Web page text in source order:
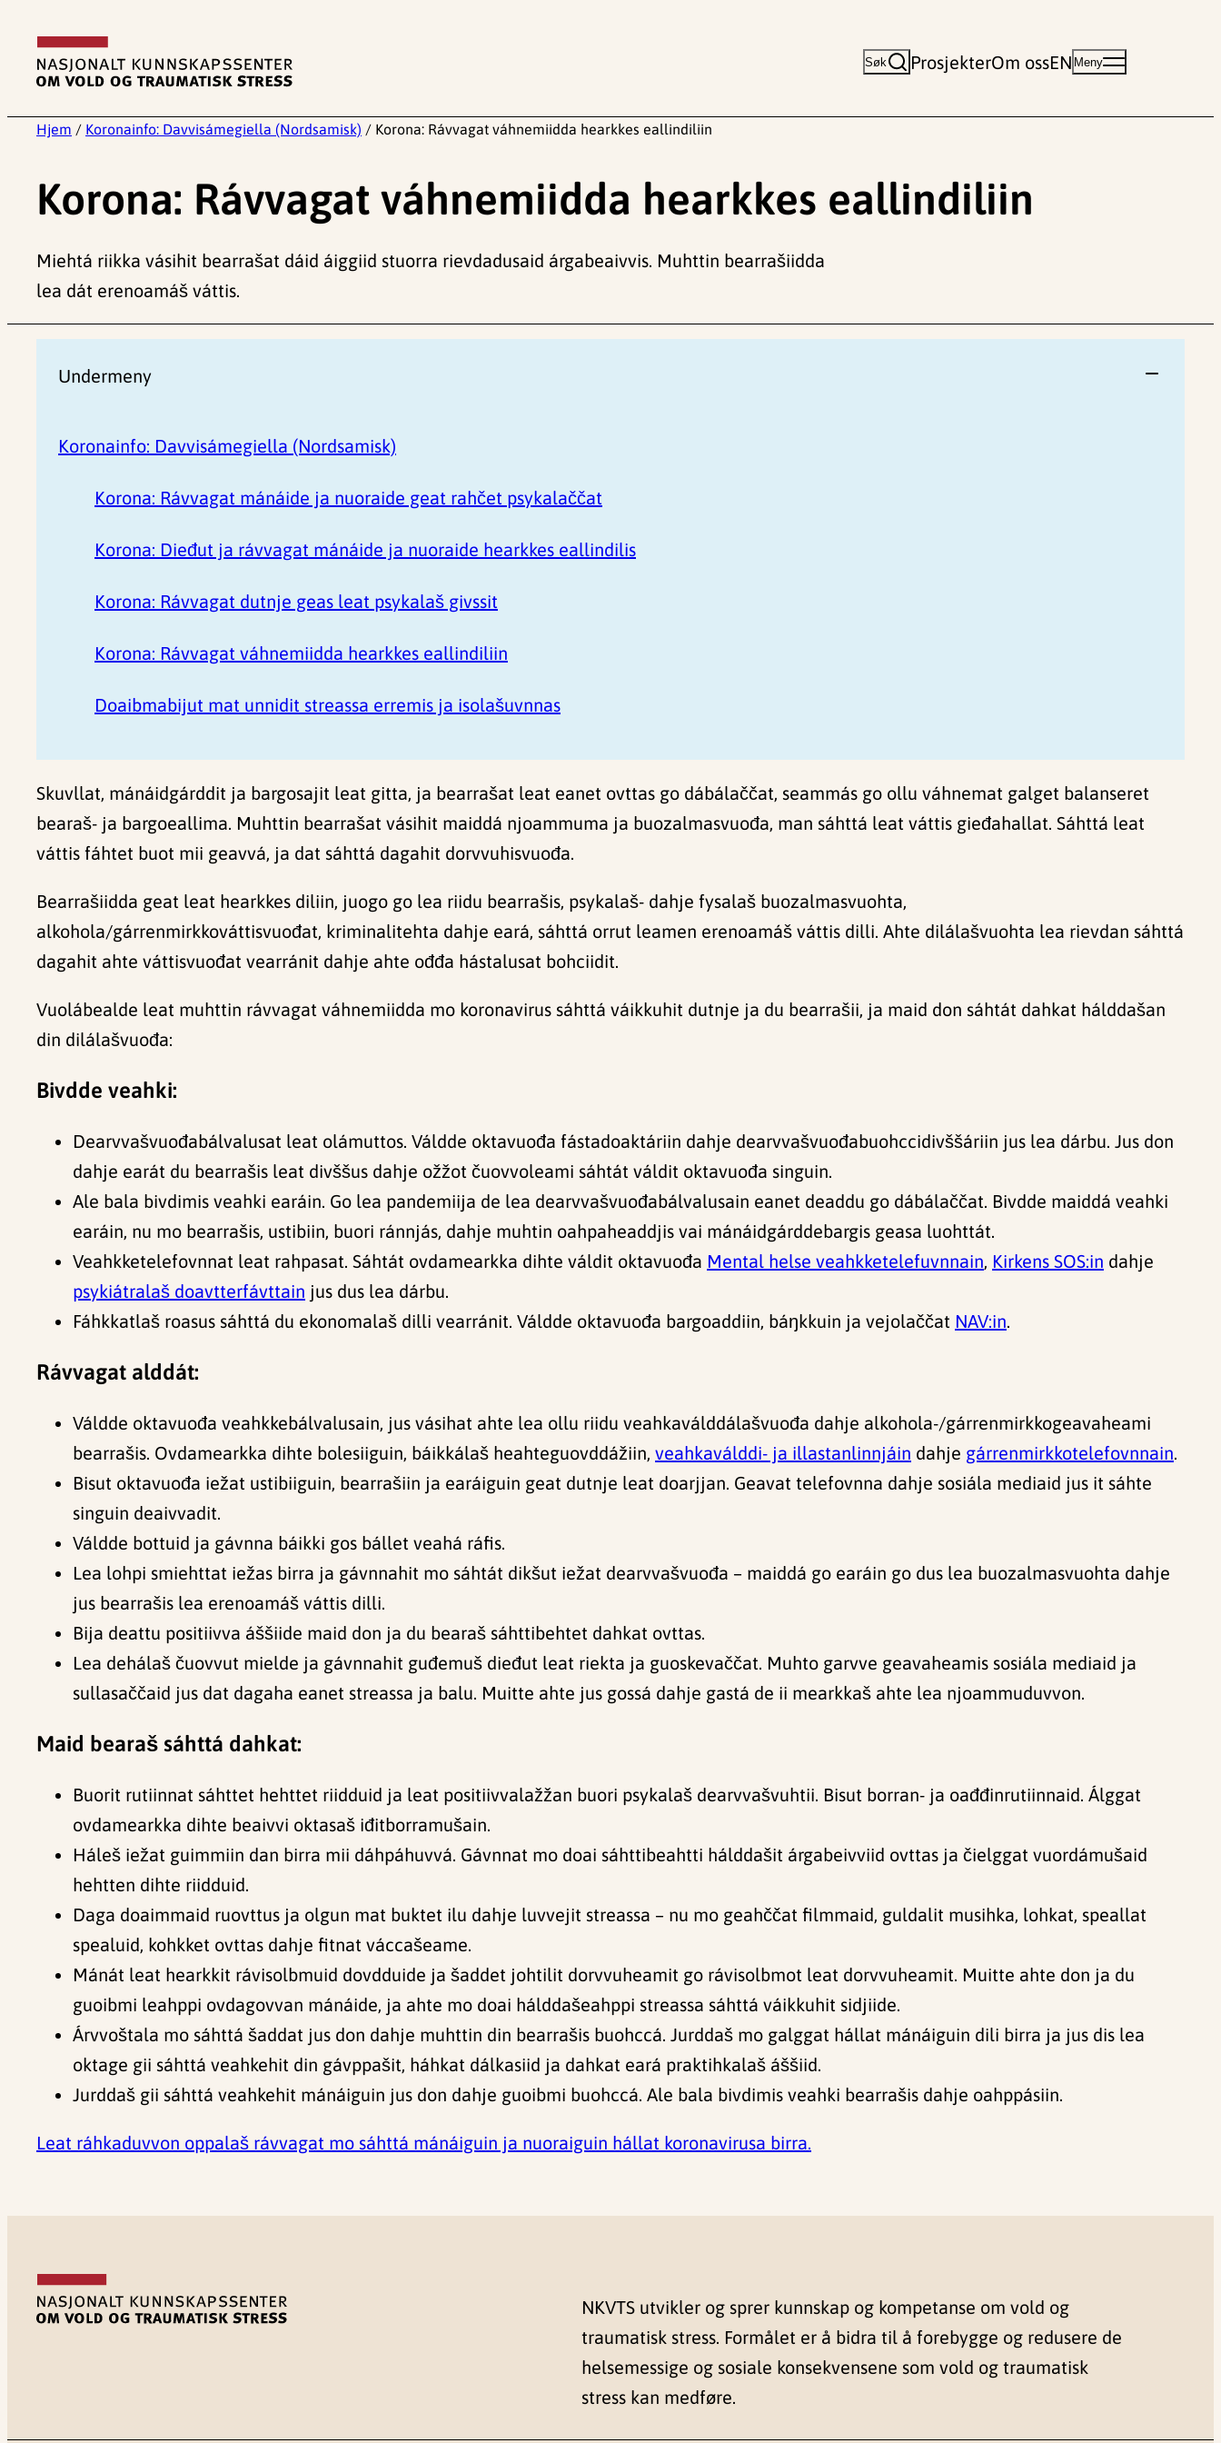
innhold
Søk ProsjekterOm ossEN Meny
Hjem / Koronainfo: Davvisámegiella (Nordsamisk) / Korona: Rávvagat váhnemiidda hearkkes eallindiliin
Korona: Rávvagat váhnemiidda hearkkes eallindiliin
Miehtá riikka vásihit bearrašat dáid áiggiid stuorra rievdadusaid árgabeaivvis. Muhttin bearrašiidda
lea dát erenoamáš váttis.
Undermeny
Koronainfo: Davvisámegiella (Nordsamisk)
Korona: Rávvagat mánáide ja nuoraide geat rahčet psykalaččat
Korona: Dieđut ja rávvagat mánáide ja nuoraide hearkkes eallindilis
Korona: Rávvagat dutnje geas leat psykalaš givssit
Korona: Rávvagat váhnemiidda hearkkes eallindiliin
Doaibmabijut mat unnidit streassa erremis ja isolašuvnnas
Skuvllat, mánáidgárddit ja bargosajit leat gitta, ja bearrašat leat eanet ovttas go dábálaččat, seammás go ollu váhnemat galget balanseret
bearaš- ja bargoeallima. Muhttin bearrašat vásihit maiddá njoammuma ja buozalmasvuođa, man sáhttá leat váttis gieđahallat. Sáhttá leat
váttis fáhtet buot mii geavvá, ja dat sáhttá dagahit dorvvuhisvuođa.
Bearrašiidda geat leat hearkkes diliin, juogo go lea riidu bearrašis, psykalaš- dahje fysalaš buozalmasvuohta,
alkohola/gárrenmirkkováttisvuođat, kriminalitehta dahje eará, sáhttá orrut leamen erenoamáš váttis dilli. Ahte dilálašvuohta lea rievdan sáhttá
dagahit ahte váttisvuođat vearránit dahje ahte ođđa hástalusat bohciidit.
Vuolábealde leat muhttin rávvagat váhnemiidda mo koronavirus sáhttá váikkuhit dutnje ja du bearrašii, ja maid don sáhtát dahkat hálddašan
din dilálašvuođa:
Bivdde veahki:
Dearvvašvuođabálvalusat leat olámuttos. Váldde oktavuođa fástadoaktáriin dahje dearvvašvuođabuohccidivššáriin jus lea dárbu. Jus don
dahje earát du bearrašis leat divššus dahje ožžot čuovvoleami sáhtát váldit oktavuođa singuin.
Ale bala bivdimis veahki earáin. Go lea pandemiija de lea dearvvašvuođabálvalusain eanet deaddu go dábálaččat. Bivdde maiddá veahki
earáin, nu mo bearrašis, ustibiin, buori ránnjás, dahje muhtin oahpaheaddjis vai mánáidgárddebargis geasa luohttát.
Veahkketelefovnnat leat rahpasat. Sáhtát ovdamearkka dihte váldit oktavuođa Mental helse veahkketelefuvnnain, Kirkens SOS:in dahje
psykiátralaš doavtterfávttain jus dus lea dárbu.
Fáhkkatlaš roasus sáhttá du ekonomalaš dilli vearránit. Váldde oktavuođa bargoaddiin, báŋkkuin ja vejolaččat NAV:in.
Rávvagat alddát:
Váldde oktavuođa veahkkebálvalusain, jus vásihat ahte lea ollu riidu veahkaválddálašvuođa dahje alkohola-/gárrenmirkkogeavaheami
bearrašis. Ovdamearkka dihte bolesiiguin, báikkálaš heahteguovddážiin, veahkaválddi- ja illastanlinnjáin dahje gárrenmirkkotelefovnnain.
Bisut oktavuođa iežat ustibiiguin, bearrašiin ja earáiguin geat dutnje leat doarjjan. Geavat telefovnna dahje sosiála mediaid jus it sáhte
singuin deaivvadit.
Váldde bottuid ja gávnna báikki gos bállet veahá ráfis.
Lea lohpi smiehttat iežas birra ja gávnnahit mo sáhtát dikšut iežat dearvvašvuođa – maiddá go earáin go dus lea buozalmasvuohta dahje
jus bearrašis lea erenoamáš váttis dilli.
Bija deattu positiivva áššiide maid don ja du bearaš sáhttibehtet dahkat ovttas.
Lea dehálaš čuovvut mielde ja gávnnahit guđemuš dieđut leat riekta ja guoskevaččat. Muhto garvve geavaheamis sosiála mediaid ja
sullasaččaid jus dat dagaha eanet streassa ja balu. Muitte ahte jus gossá dahje gastá de ii mearkkaš ahte lea njoammuduvvon.
Maid bearaš sáhttá dahkat:
Buorit rutiinnat sáhttet hehttet riidduid ja leat positiivvalažžan buori psykalaš dearvvašvuhtii. Bisut borran- ja oađđinrutiinnaid. Álggat
ovdamearkka dihte beaivvi oktasaš iđitborramušain.
Háleš iežat guimmiin dan birra mii dáhpáhuvvá. Gávnnat mo doai sáhttibeahtti hálddašit árgabeivviid ovttas ja čielggat vuordámušaid
hehtten dihte riidduid.
Daga doaimmaid ruovttus ja olgun mat buktet ilu dahje luvvejit streassa – nu mo geahččat filmmaid, guldalit musihka, lohkat, speallat
spealuid, kohkket ovttas dahje fitnat váccašeame.
Mánát leat hearkkit rávisolbmuid dovdduide ja šaddet johtilit dorvvuheamit go rávisolbmot leat dorvvuheamit. Muitte ahte don ja du
guoibmi leahppi ovdagovvan mánáide, ja ahte mo doai hálddašeahppi streassa sáhttá váikkuhit sidjiide.
Árvvoštala mo sáhttá šaddat jus don dahje muhttin din bearrašis buohccá. Jurddaš mo galggat hállat mánáiguin dili birra ja jus dis lea
oktage gii sáhttá veahkehit din gávppašit, háhkat dálkasiid ja dahkat eará praktihkalaš áššiid.
Jurddaš gii sáhttá veahkehit mánáiguin jus don dahje guoibmi buohccá. Ale bala bivdimis veahki bearrašis dahje oahppásiin.
Leat ráhkaduvvon oppalaš rávvagat mo sáhttá mánáiguin ja nuoraiguin hállat koronavirusa birra.
NKVTS utvikler og sprer kunnskap og kompetanse om vold og
traumatisk stress. Formålet er å bidra til å forebygge og redusere de
helsemessige og sosiale konsekvensene som vold og traumatisk
stress kan medføre.